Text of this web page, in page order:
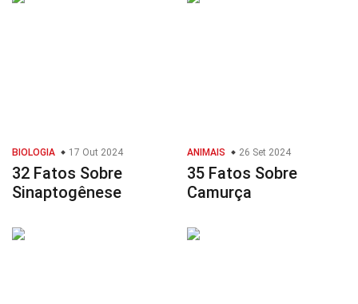
BIOLOGIA 17 Out 2024
32 Fatos Sobre
Sinaptogênese
ANIMAIS 26 Set 2024
35 Fatos Sobre
Camurça